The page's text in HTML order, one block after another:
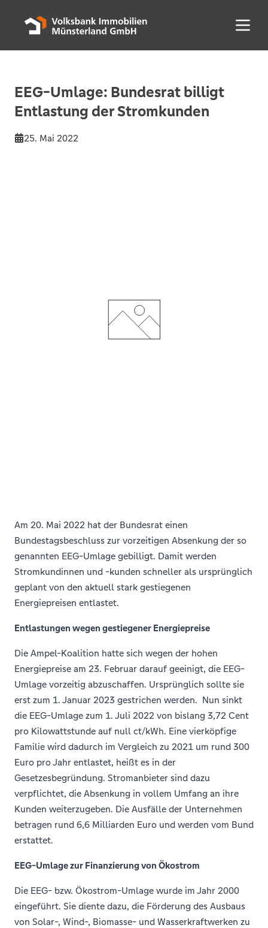
Menü
EEG-Umlage: Bundesrat billigt
Entlastung der Stromkunden
25. Mai 2022
Am 20. Mai 2022 hat der Bundesrat einen
Bundestagsbeschluss zur vorzeitigen Absenkung der so
genannten EEG-Umlage gebilligt. Damit werden
Stromkundinnen und -kunden schneller als ursprünglich
geplant von den aktuell stark gestiegenen
Energiepreisen entlastet.
Entlastungen wegen gestiegener Energiepreise
Die Ampel-Koalition hatte sich wegen der hohen
Energiepreise am 23. Februar darauf geeinigt, die EEG-
Umlage vorzeitig abzuschaffen. Ursprünglich sollte sie
erst zum 1. Januar 2023 gestrichen werden. Nun sinkt
die EEG-Umlage zum 1. Juli 2022 von bislang 3,72 Cent
pro Kilowattstunde auf null ct/kWh. Eine vierköpfige
Familie wird dadurch im Vergleich zu 2021 um rund 300
Euro pro Jahr entlastet, heißt es in der
Gesetzesbegründung. Stromanbieter sind dazu
verpflichtet, die Absenkung in vollem Umfang an ihre
Kunden weiterzugeben. Die Ausfälle der Unternehmen
betragen rund 6,6 Milliarden Euro und werden vom Bund
erstattet.
EEG-Umlage zur Finanzierung von Ökostrom
Die EEG- bzw. Ökostrom-Umlage wurde im Jahr 2000
eingeführt. Sie diente dazu, die Förderung des Ausbaus
von Solar-, Wind-, Biomasse- und Wasserkraftwerken zu